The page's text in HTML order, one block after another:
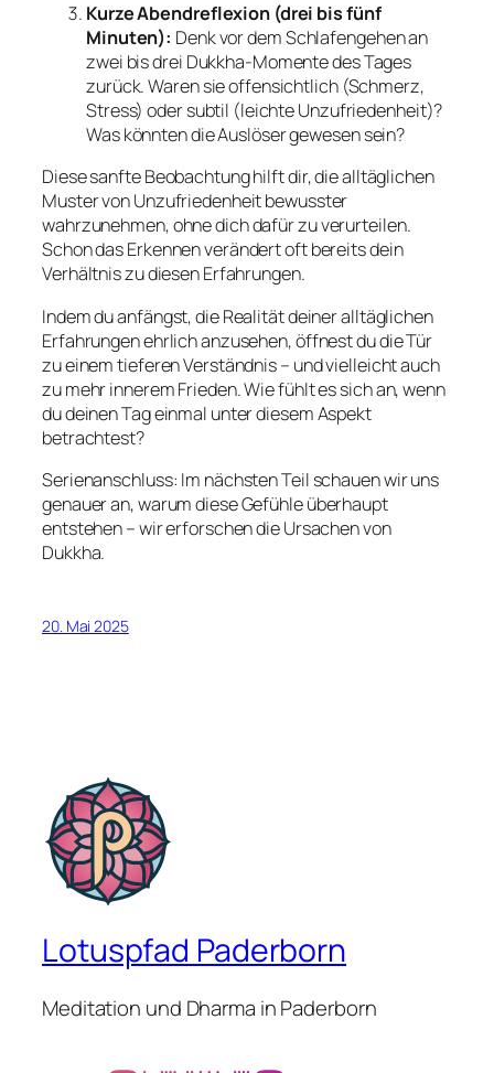
Kurze Abendreflexion (drei bis fünf
Minuten): Denk vor dem Schlafengehen an
zwei bis drei Dukkha-Momente des Tages
zurück. Waren sie offensichtlich (Schmerz,
Stress) oder subtil (leichte Unzufriedenheit)?
Was könnten die Auslöser gewesen sein?
Diese sanfte Beobachtung hilft dir, die alltäglichen
Muster von Unzufriedenheit bewusster
wahrzunehmen, ohne dich dafür zu verurteilen.
Schon das Erkennen verändert oft bereits dein
Verhältnis zu diesen Erfahrungen.
Indem du anfängst, die Realität deiner alltäglichen
Erfahrungen ehrlich anzusehen, öffnest du die Tür
zu einem tieferen Verständnis – und vielleicht auch
zu mehr innerem Frieden. Wie fühlt es sich an, wenn
du deinen Tag einmal unter diesem Aspekt
betrachtest?
Serienanschluss: Im nächsten Teil schauen wir uns
genauer an, warum diese Gefühle überhaupt
entstehen – wir erforschen die Ursachen von
Dukkha.
20. Mai 2025
Lotuspfad Paderborn
Meditation und Dharma in Paderborn